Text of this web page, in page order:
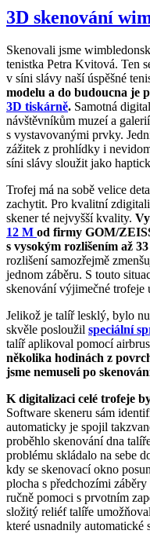
3D skenování
Skenovali jsme
tenistka Petra Kvitová. Ten
v síni slávy naší úspěšné
modelu a do budoucna je
3D tiskárně. Samotná
návštěvníkům muzeí a
s vystavovanými prvky.
zážitek z prohlídky i
síni slávy sloužit jako
Trofej má na sobě velice
zachytit. Pro kvalitní
skener té nejvyšší kvality.
12 M od firmy GOM/
s vysokým rozlišením až
rozlišení samozřejmě
jednom záběru. S touto
skenování výjimečné trofeje
Jelikož je talíř lesklý, bylo
skvěle posloužil speciální
talíř aplikoval pomocí
několika hodinách z
jsme nemuseli po
K digitalizaci celé trofeje
Software skeneru sám
automaticky je spojil
proběhlo skenování dna
problému skládalo na sebe
kdy se skenovací okno
plocha s předchozími
ručně pomoci s prvotním
složitý reliéf talíře
které usnadnily automatické